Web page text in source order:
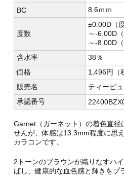
BC
8.6ｍｍ
度数
±0.00D（
～-6.00D
～-8.00D
含水率
38％
価格
1,496円（
販売名
ティービ
承認番号
Garnet（ガーネット）の着色直径
せんが、体感は13.3mm程度に思
カラコンです。
2トーンのブラウンが織りなすハ
ばし、健康的な血色感と輝きをプ